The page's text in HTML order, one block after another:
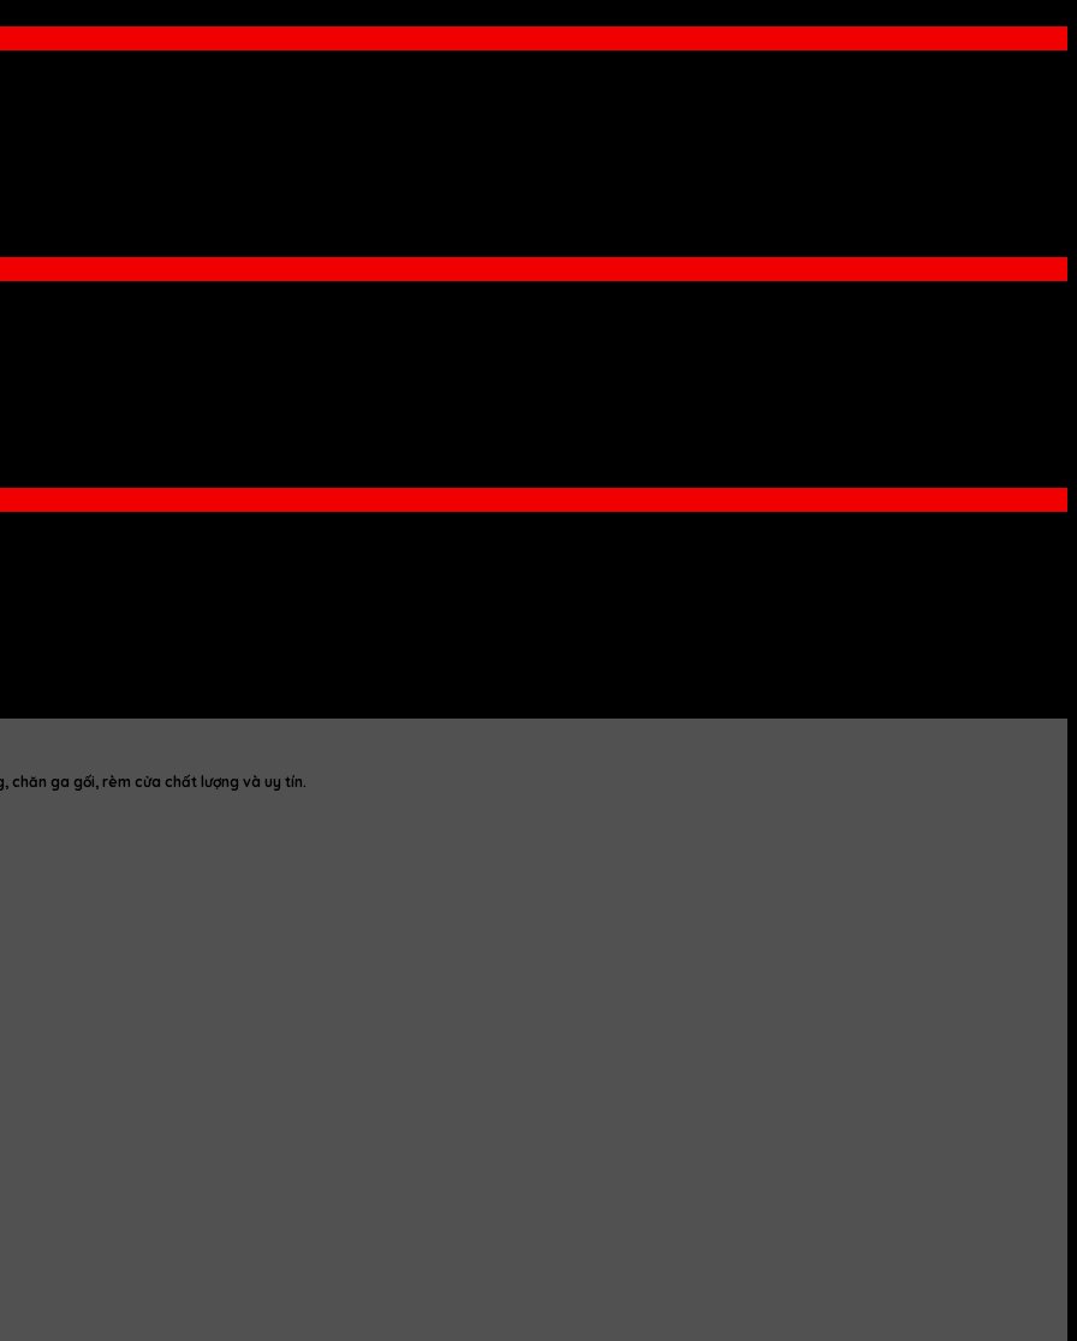
chăn ga gối, rèm cửa chất lượng và uy tín.